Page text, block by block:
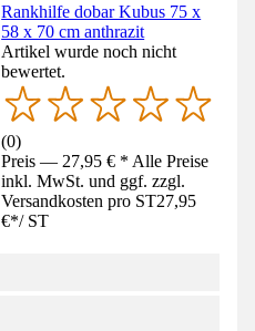
Rankhilfe dobar Kubus 75 x
58 x 70 cm anthrazit
Artikel wurde noch nicht
bewertet.
(0)
Preis — 27,95 € * Alle Preise
inkl. MwSt. und ggf. zzgl.
Versandkosten pro ST27,95
€*/ ST